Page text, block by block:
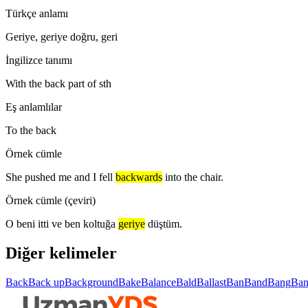
Türkçe anlamı
Geriye, geriye doğru, geri
İngilizce tanımı
With the back part of sth
Eş anlamlılar
To the back
Örnek cümle
She pushed me and I fell backwards into the chair.
Örnek cümle (çeviri)
O beni itti ve ben koltuğa geriye düştüm.
Diğer kelimeler
BackBack upBackgroundBakeBalanceBaldBallastBanBandBang